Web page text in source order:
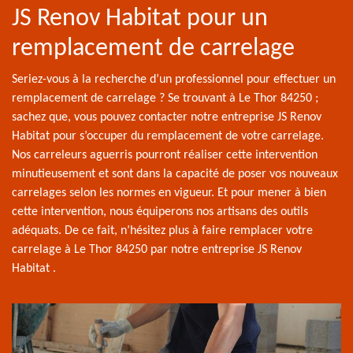
JS Renov Habitat pour un
remplacement de carrelage
Seriez-vous à la recherche d’un professionnel pour effectuer un
remplacement de carrelage ? Se trouvant à Le Thor 84250 ;
sachez que, vous pouvez contacter notre entreprise JS Renov
Habitat pour s’occuper du remplacement de votre carrelage.
Nos carreleurs aguerris pourront réaliser cette intervention
minutieusement et sont dans la capacité de poser vos nouveaux
carrelages selon les normes en vigueur. Et pour mener à bien
cette intervention, nous équiperons nos artisans des outils
adéquats. De ce fait, n’hésitez plus à faire remplacer votre
carrelage à Le Thor 84250 par notre entreprise JS Renov
Habitat .